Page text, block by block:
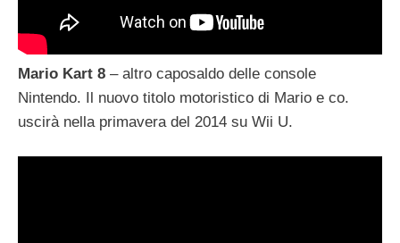
Mario Kart 8 – altro caposaldo delle console
Nintendo. Il nuovo titolo motoristico di Mario e co.
uscirà nella primavera del 2014 su Wii U.